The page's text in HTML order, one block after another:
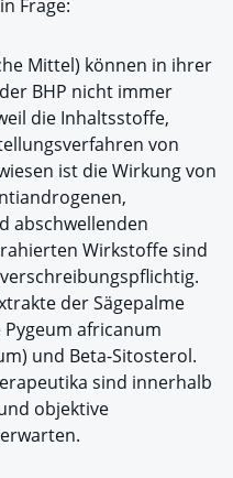
Frage:
Mittel) können in ihrer
BHP nicht immer
die Inhaltsstoffe,
von
ist die Wirkung von
abschwellenden
Wirkstoffe sind
der Sägepalme
Pygeum africanum
und Beta-Sitosterol.
sind innerhalb
objektive